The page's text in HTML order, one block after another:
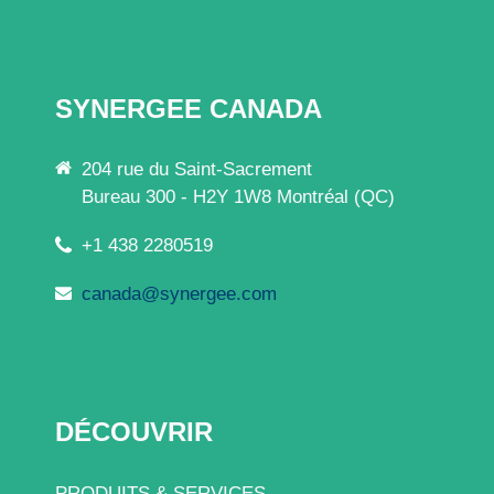
SYNERGEE CANADA
204 rue du Saint-Sacrement
Bureau 300 - H2Y 1W8 Montréal (QC)
+1 438 2280519
canada@synergee.com
DÉCOUVRIR